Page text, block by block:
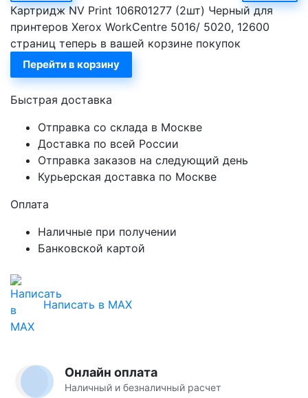
Картридж NV Print 106R01277 (2шт) Черный для
принтеров Xerox WorkCentre 5016/ 5020, 12600
страниц теперь в вашей корзине покупок
Перейти в корзину
Быстрая доставка
Отправка со склада в Москве
Доставка по всей России
Отправка заказов на следующий день
Курьерская доставка по Москве
Оплата
Наличные при получении
Банковской картой
Написать в MAX
Онлайн оплата
Наличный и безналичный расчет